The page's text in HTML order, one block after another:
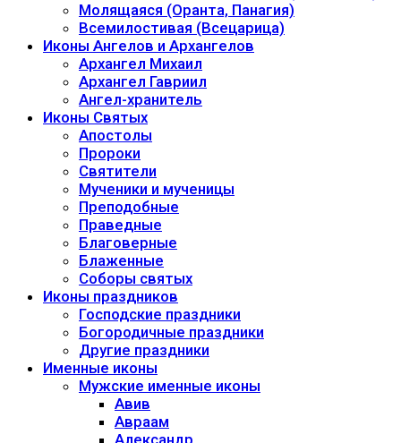
Молящаяся (Оранта, Панагия)
Всемилостивая (Всецарица)
Иконы Ангелов и Архангелов
Архангел Михаил
Архангел Гавриил
Ангел-хранитель
Иконы Святых
Апостолы
Пророки
Святители
Мученики и мученицы
Преподобные
Праведные
Благоверные
Блаженные
Соборы святых
Иконы праздников
Господские праздники
Богородичные праздники
Другие праздники
Именные иконы
Мужские именные иконы
Авив
Авраам
Александр